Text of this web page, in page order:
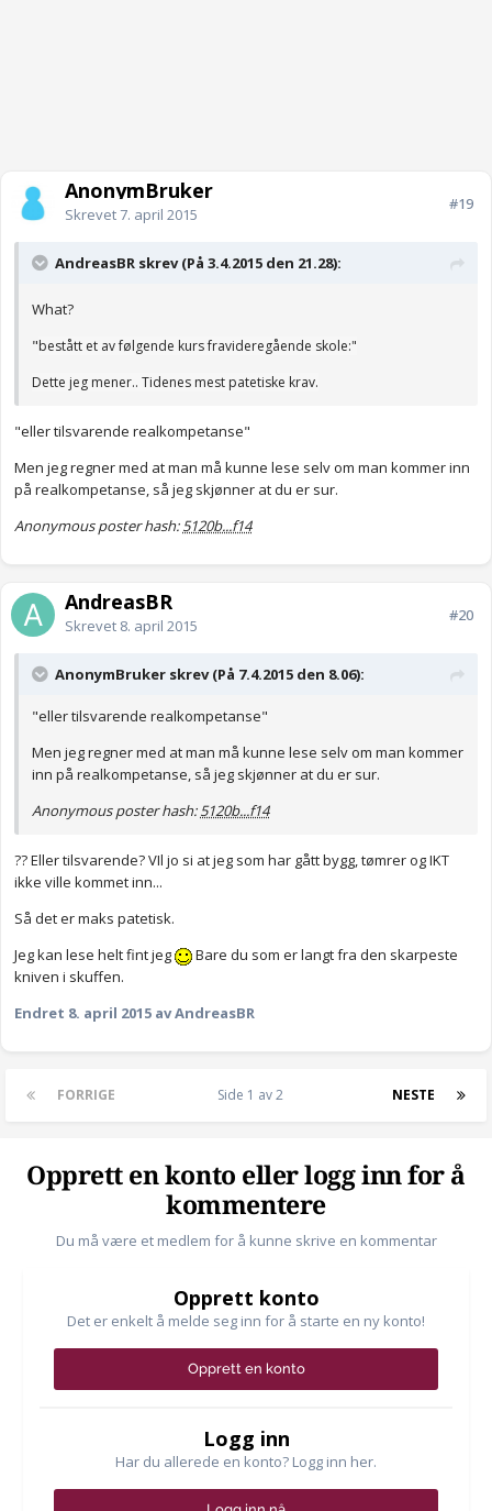
AnonymBruker
Skrevet7. april 2015
#19
AndreasBR skrev (På 3.4.2015 den 21.28):
What?
"bestått et av følgende kurs fravideregående skole:"
Dette jeg mener.. Tidenes mest patetiske krav.
"eller tilsvarende realkompetanse"
Men jeg regner med at man må kunne lese selv om man kommer inn
på realkompetanse, så jeg skjønner at du er sur.
Anonymous poster hash:5120b...f14
AndreasBR
Skrevet 8. april 2015
#20
AnonymBruker skrev (På 7.4.2015 den 8.06):
"eller tilsvarende realkompetanse"
Men jeg regner med at man må kunne lese selv om man kommer
inn på realkompetanse, så jeg skjønner at du er sur.
Anonymous poster hash:5120b...f14
?? Eller tilsvarende? VIl jo si at jeg som har gått bygg, tømrer og IKT
ikke ville kommet inn...
Så det er maks patetisk.
Jeg kan lese helt fint jeg
Bare du som er langt fra den skarpeste
kniven i skuffen.
Endret 8. april 2015 av AndreasBR
FORRIGE NESTE
Side 1 av 2
Opprett en konto eller logg inn for å
kommentere
Du må være et medlem for å kunne skrive en kommentar
Opprett konto
Det er enkelt å melde seg inn for å starte en ny konto!
Opprett en konto
Logg inn
Har du allerede en konto? Logg inn her.